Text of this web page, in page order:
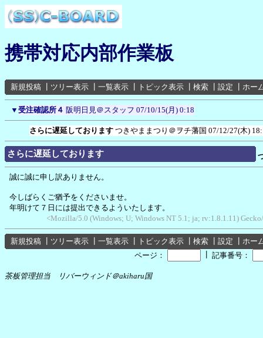
携帯対応内部作業板
新規投稿 ツリー表示 一覧表示 トピック表示 検索 設定 ホー
▼ 受注確認所４ 阪明日見＠スタッフ 07/10/15(月) 0:18
さらに遅延しております つきやままつり＠ヲチ藩国 07/12/27(木)
さらに遅延しております
誠に誠に申し訳ありません。
今しばらくご猶予をくださいませ。
年明けて７日には提出できるよういたします。
<Mozilla/5.0 (Windows; U; Windows NT 5.1; ja; rv:1.8.1.11)
新規投稿 ツリー表示 一覧表示 トピック表示 検索 設定
ホー
ページ：
記事番号：
茶板管理担当 リバーウィンド＠akiharu国